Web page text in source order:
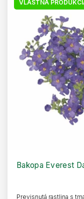
VLASTNÁ
Bakopa Everest
Previsnutá rastlina s